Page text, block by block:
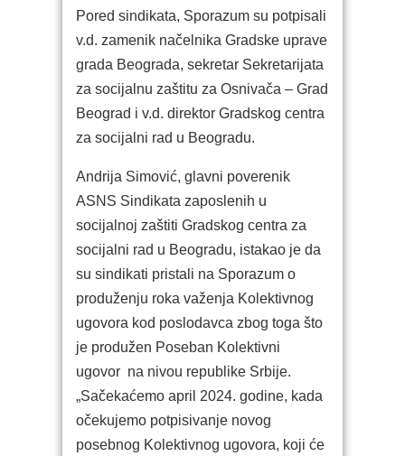
Pored sindikata, Sporazum su potpisali
v.d. zamenik načelnika Gradske uprave
grada Beograda, sekretar Sekretarijata
za socijalnu zaštitu za Osnivača – Grad
Beograd i v.d. direktor Gradskog centra
za socijalni rad u Beogradu.
Andrija Simović, glavni poverenik
ASNS Sindikata zaposlenih u
socijalnoj zaštiti Gradskog centra za
socijalni rad u Beogradu, istakao je da
su sindikati pristali na Sporazum o
produženju roka važenja Kolektivnog
ugovora kod poslodavca zbog toga što
je produžen Poseban Kolektivni
ugovor na nivou republike Srbije.
„Sačekaćemo april 2024. godine, kada
očekujemo potpisivanje novog
posebnog Kolektivnog ugovora, koji će